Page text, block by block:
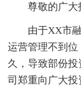
尊敬的广大
由于XX市
运营管理不到
久，导致部份
司郑重向广大投